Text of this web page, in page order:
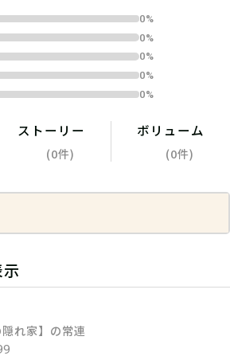
0%
0%
0%
0%
0%
ストーリー
(0件)
ボリューム
(0件)
隠れ家】の常連